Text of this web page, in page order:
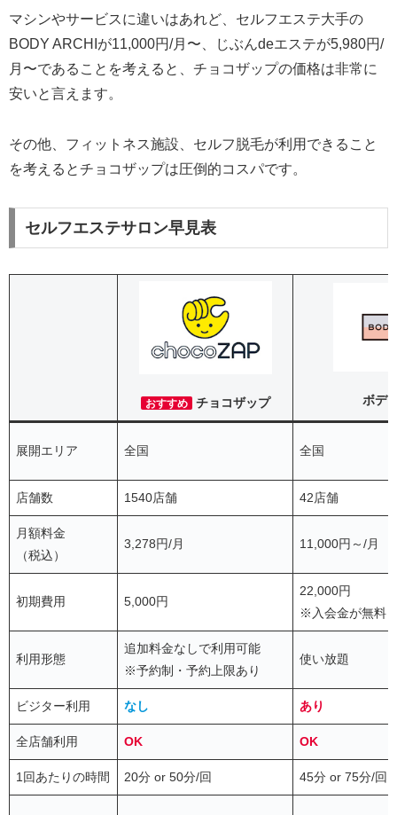
マシンやサービスに違いはあれど、セルフエステ大手の
BODY ARCHIが11,000円/月〜、じぶんdeエステが5,980円/
月〜であることを考えると、チョコザップの価格は非常に
安いと言えます。
その他、フィットネス施設、セルフ脱毛が利用できること
を考えるとチョコザップは圧倒的コスパです。
セルフエステサロン早見表
おすすめ チョコザップ ボデ
展開エリア 全国 全国
店舗数 1540店舗 42店舗
月額料金
（税込）
3,278円/月 11,000円～/月
初期費用 5,000円
22,000円
※入会金が無料
利用形態
追加料金なしで利用可能
※予約制・予約上限あり
使い放題
ビジター利用 なし あり
全店舗利用 OK OK
1回あたりの時間 20分 or 50分/回 45分 or 75分/回